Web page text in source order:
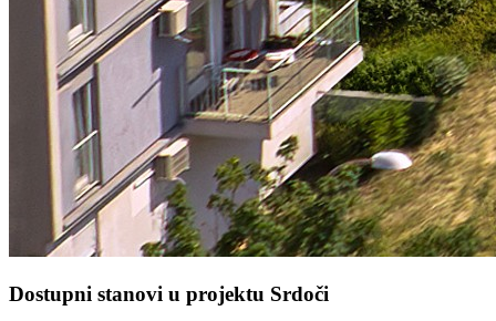
Dostupni stanovi u projektu Srdoči